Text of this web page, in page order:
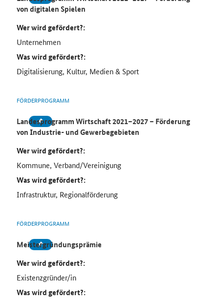
von digitalen Spielen
Wer wird gefördert?:
Unternehmen
Was wird gefördert?:
Digitalisierung, Kultur, Medien & Sport
FÖRDERPROGRAMM
Landesprogramm Wirtschaft 2021–2027 – Förderung
von Industrie- und Gewerbegebieten
Wer wird gefördert?:
Kommune, Verband/Vereinigung
Was wird gefördert?:
Infrastruktur, Regionalförderung
FÖRDERPROGRAMM
Meistergründungsprämie
Wer wird gefördert?:
Existenzgründer/in
Was wird gefördert?: